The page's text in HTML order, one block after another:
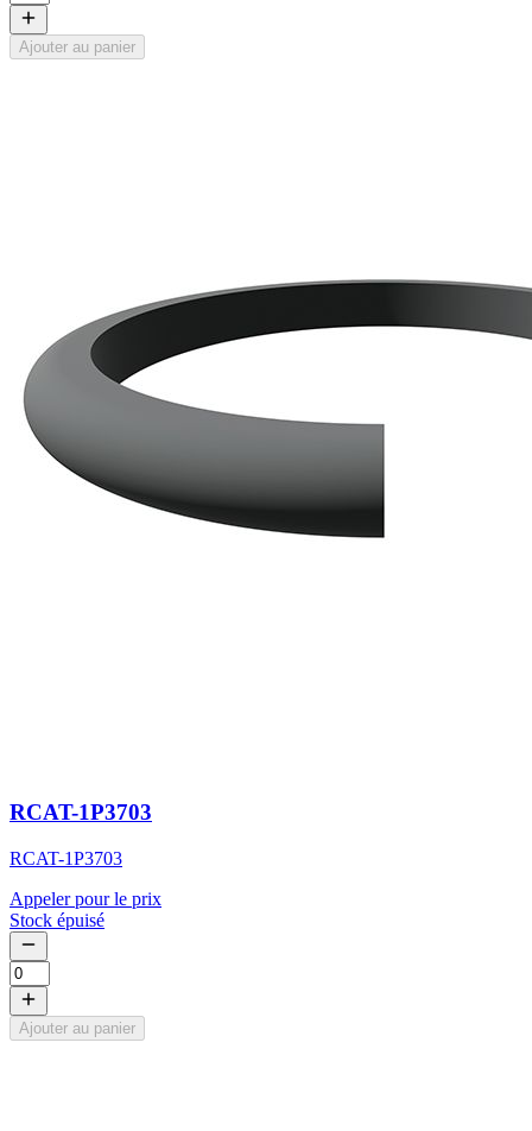
Ajouter au panier
RCAT-1P3703
RCAT-1P3703
Appeler pour le prix
Stock épuisé
Ajouter au panier